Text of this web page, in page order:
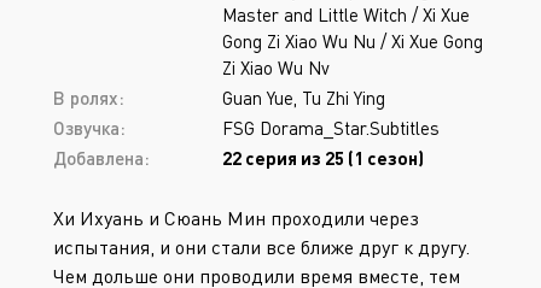
Master and Little Witch / Xi Xue
Gong Zi Xiao Wu Nu / Xi Xue Gong
Zi Xiao Wu Nv
В ролях:
Guan Yue, Tu Zhi Ying
Озвучка:
FSG Dorama_Star.Subtitles
Добавлена:
22 серия из 25 (1 сезон)
Хи Ихуань и Сюань Мин проходили через
испытания, и они стали все ближе друг к другу.
Чем дольше они проводили время вместе, тем